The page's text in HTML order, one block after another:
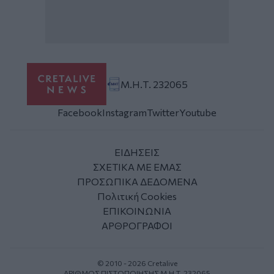
Μ.Η.Τ. 232065
FacebookInstagramTwitterYoutube
ΕΙΔΗΣΕΙΣ
ΣΧΕΤΙΚΑ ΜΕ ΕΜΑΣ
ΠΡΟΣΩΠΙΚΑ ΔΕΔΟΜΕΝΑ
Πολιτική Cookies
ΕΠΙΚΟΙΝΩΝΙΑ
ΑΡΘΡΟΓΡΑΦΟΙ
© 2010 - 2026 Cretalive